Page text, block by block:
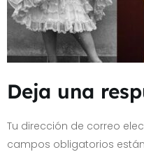
Deja una
Tu dirección de correo
campos obligatorios